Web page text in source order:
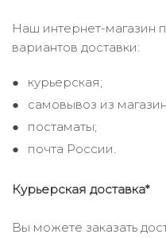
Наш интернет-магазин
вариантов доставки:
курьерская;
самовывоз из
постаматы;
почта России.
Курьерская доставка*
Вы можете заказать